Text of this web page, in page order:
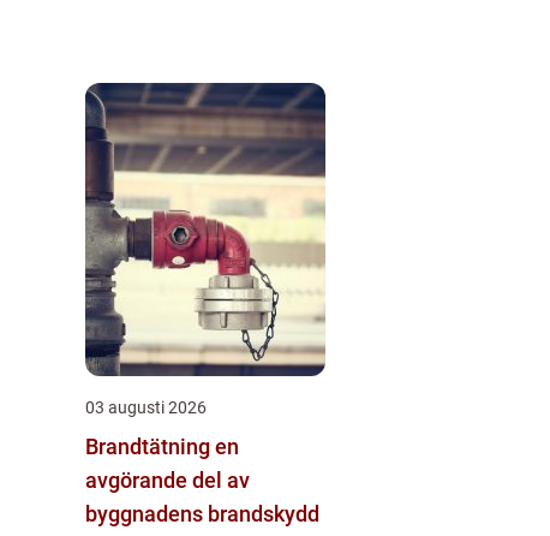
03 augusti 2026
Brandtätning en
avgörande del av
byggnadens brandskydd